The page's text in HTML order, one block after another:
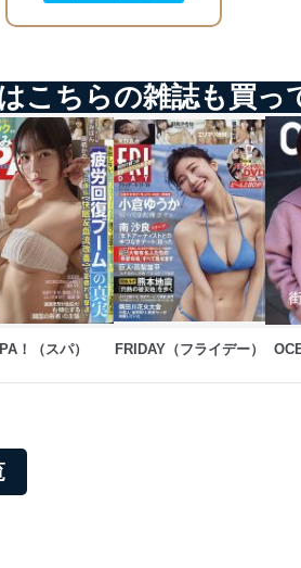
トシステムに関するご相談及び苦情につ
わせ係
こちらの雑誌も買っ
！（スパ） FRIDAY（フライデー）